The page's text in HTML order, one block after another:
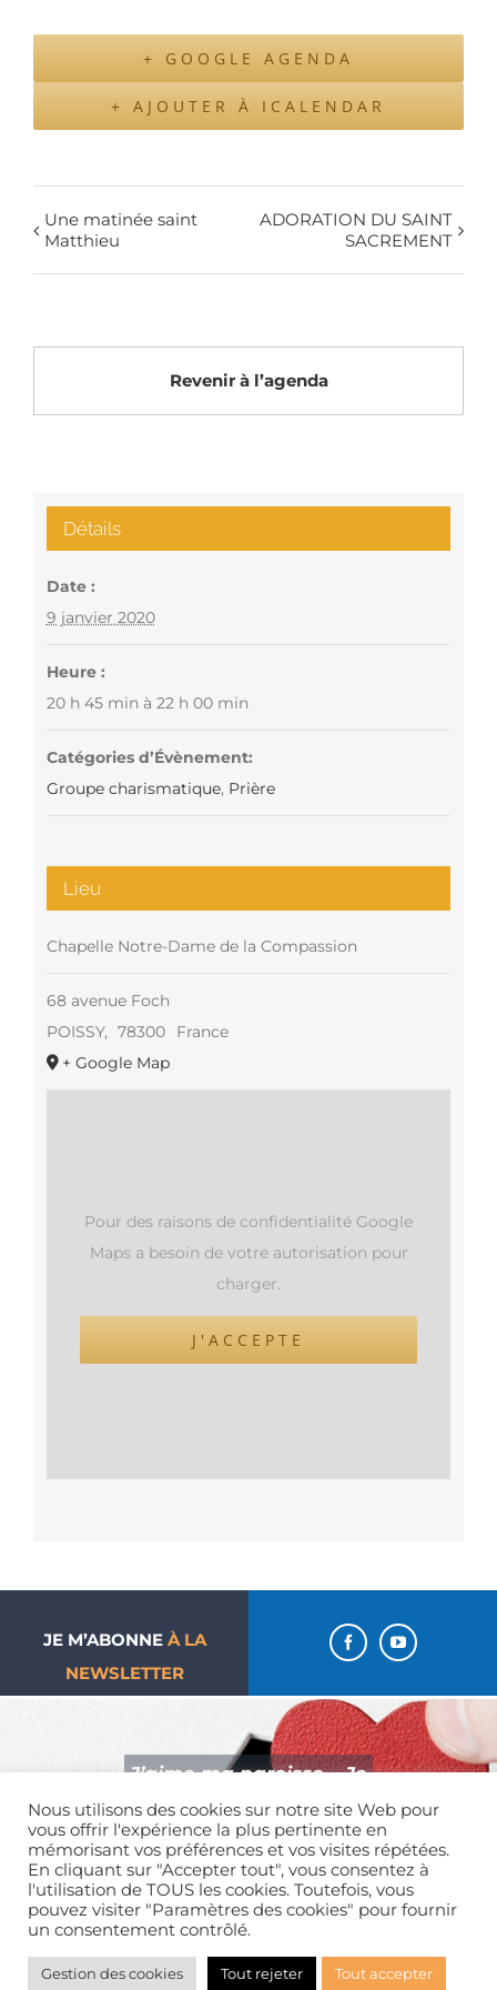
+ GOOGLE AGENDA
+ AJOUTER À ICALENDAR
Une matinée saint
Matthieu
ADORATION DU SAINT
SACREMENT
Revenir à l’agenda
Détails
Date :
9 janvier 2020
Heure :
20 h 45 min à 22 h 00 min
Catégories d’Évènement:
Groupe charismatique, Prière
Lieu
Chapelle Notre-Dame de la Compassion
68 avenue Foch
POISSY, 78300
France
+ Google Map
Pour des raisons de confidentialité Google
Maps a besoin de votre autorisation pour
charger.
J'ACCEPTE
JE M’ABONNE À LA
NEWSLETTER
J’aime ma paroisse… Je
donne !
Mentions légales| Tous droits réservés | 01 39 65 01 82
Nous utilisons des cookies sur notre site Web pour
vous offrir l'expérience la plus pertinente en
mémorisant vos préférences et vos visites répétées.
En cliquant sur "Accepter tout", vous consentez à
l'utilisation de TOUS les cookies. Toutefois, vous
pouvez visiter "Paramètres des cookies" pour fournir
un consentement contrôlé.
Gestion des cookies Tout rejeter Tout accepter